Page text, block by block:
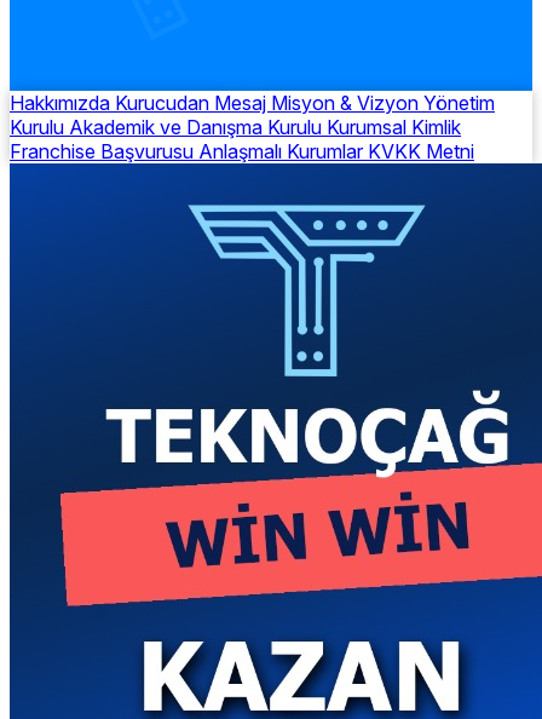
Hakkımızda Kurucudan Mesaj Misyon & Vizyon Yönetim
Kurulu Akademik ve Danışma Kurulu Kurumsal Kimlik
Franchise Başvurusu Anlaşmalı Kurumlar KVKK Metni